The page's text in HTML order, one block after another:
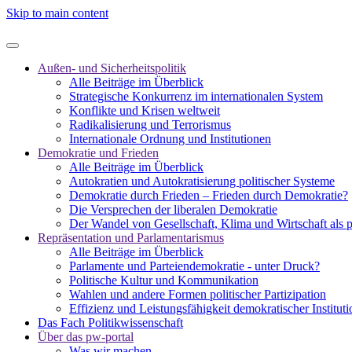
Skip to main content
Außen- und Sicherheitspolitik
Alle Beiträge im Überblick
Strategische Konkurrenz im internationalen System
Konflikte und Krisen weltweit
Radikalisierung und Terrorismus
Internationale Ordnung und Institutionen
Demokratie und Frieden
Alle Beiträge im Überblick
Autokratien und Autokratisierung politischer Systeme
Demokratie durch Frieden – Frieden durch Demokratie?
Die Versprechen der liberalen Demokratie
Der Wandel von Gesellschaft, Klima und Wirtschaft als
Repräsentation und Parlamentarismus
Alle Beiträge im Überblick
Parlamente und Parteiendemokratie - unter Druck?
Politische Kultur und Kommunikation
Wahlen und andere Formen politischer Partizipation
Effizienz und Leistungsfähigkeit demokratischer
Das Fach Politikwissenschaft
Über das pw-portal